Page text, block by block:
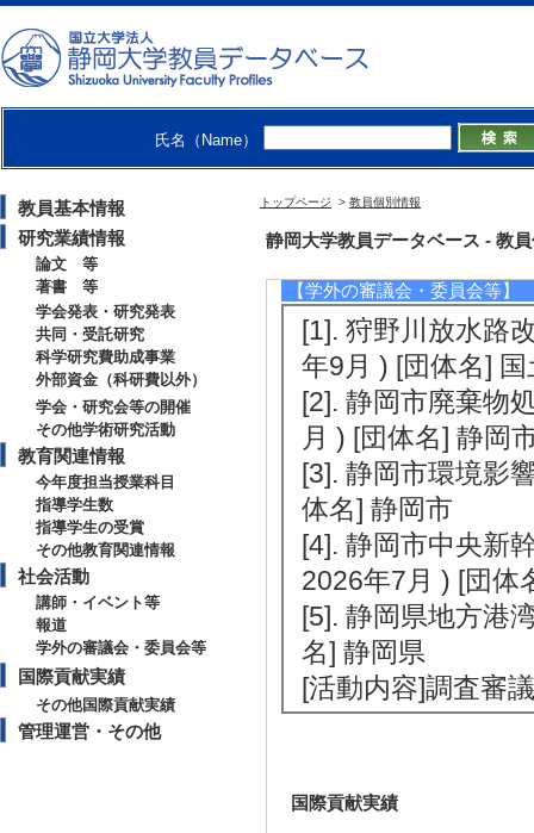
氏名（Name）
教員基本情報
研究業績情報
論文 等
著書 等
学会発表・研究発表
共同・受託研究
科学研究費助成事業
外部資金（科研費以外）
学会・研究会等の開催
その他学術研究活動
教育関連情報
今年度担当授業科目
指導学生数
指導学生の受賞
その他教育関連情報
社会活動
講師・イベント等
報道
学外の審議会・委員会等
国際貢献実績
その他国際貢献実績
管理運営・その他
トップページ > 教員個別情報
静岡大学教員データベース - 教
[備考] 中日新聞朝
[3]. 新聞 静岡新聞
[概要]植物プラン
[4]. 新聞 静岡新聞
[概要]「火口監視
[備考] 共同研究者
【学外の審議会・委員会等】
[1]. 狩野川放水路
年9月 ) [団体名]
[2]. 静岡市廃棄物
月 ) [団体名] 静岡
[3]. 静岡市環境影
体名] 静岡市
[4]. 静岡市中央新
2026年7月 ) [団体
[5]. 静岡県地方港
名] 静岡県
[活動内容]調査審議
国際貢献実績